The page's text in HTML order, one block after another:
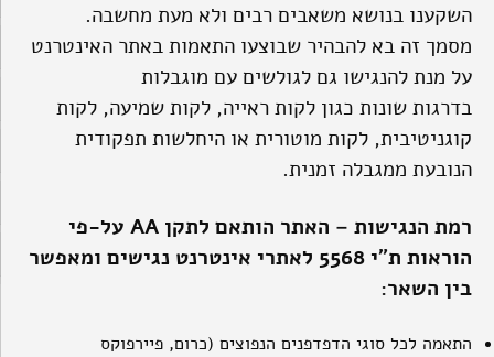
השקענו בנושא משאבים רבים ולא מעת מחשבה.
מסמך זה בא להבהיר שבוצעו התאמות באתר האינטרנט
על מנת להנגישו גם לגולשים עם מוגבלות
בדרגות שונות כגון לקות ראייה, לקות שמיעה, לקות
קוגניטיבית, לקות מוטורית או היחלשות תפקודית
הנובעת ממגבלה זמנית.
רמת הנגישות – האתר הותאם לתקן AA על-פי
הוראות ת”י 5568 לאתרי אינטרנט נגישים ומאפשר
בין השאר:
התאמה לכל סוגי הדפדפנים הנפוצים (כרום, פיירפוקס